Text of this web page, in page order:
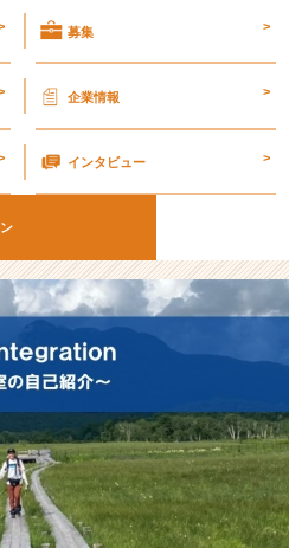
募集 >
企業情報 >
インタビュー >